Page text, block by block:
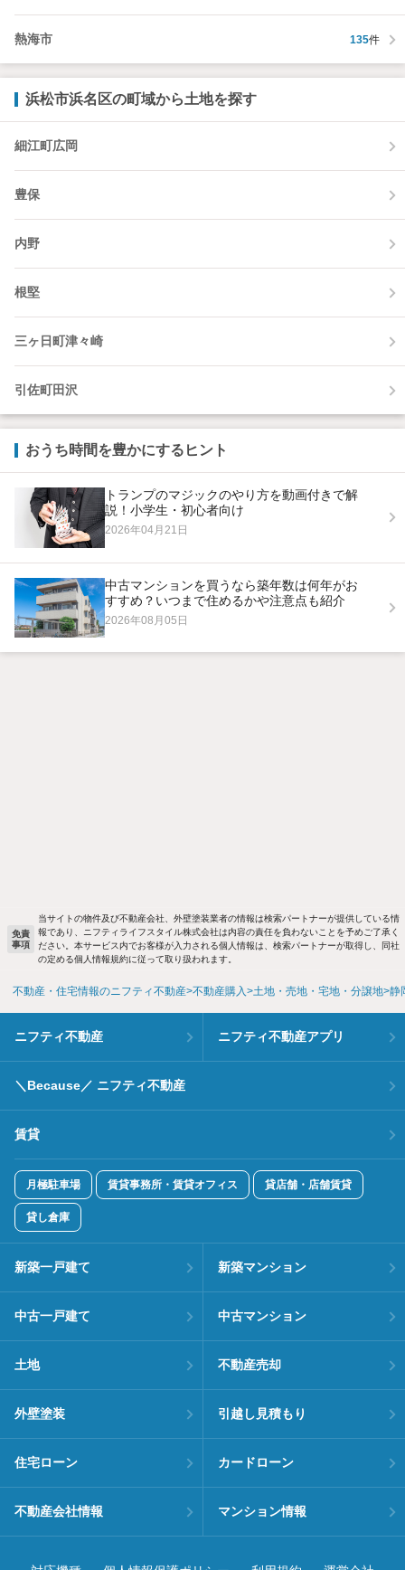
熱海市 135件
浜松市浜名区の町域から土地を探す
細江町広岡
豊保
内野
根堅
三ヶ日町津々崎
引佐町田沢
おうち時間を豊かにするヒント
トランプのマジックのやり方を動画付きで解
説！小学生・初心者向け
2026年04月21日
中古マンションを買うなら築年数は何年がお
すすめ？いつまで住めるかや注意点も紹介
2026年08月05日
免責
事項
当サイトの物件及び不動産会社、外壁塗装業者の情報は検索パートナーが提供している情
報であり、ニフティライフスタイル株式会社は内容の責任を負わないことを予めご了承く
ださい。本サービス内でお客様が入力される個人情報は、検索パートナーが取得し、同社
の定める個人情報規約に従って取り扱われます。
不動産・住宅情報のニフティ不動産 不動産購入 土地・売地・宅地・分譲地 静
ニフティ不動産 ニフティ不動産アプリ
＼Because／ ニフティ不動産
賃貸
月極駐車場 賃貸事務所・賃貸オフィス 貸店舗・店舗賃貸
貸し倉庫
新築一戸建て 新築マンション
中古一戸建て 中古マンション
土地 不動産売却
外壁塗装 引越し見積もり
住宅ローン カードローン
不動産会社情報 マンション情報